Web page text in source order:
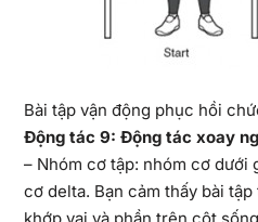
Bài tập vận động phục hồi
Động tác 9: Động tác xoay
– Nhóm cơ tập: nhóm cơ dưới
cơ delta. Bạn cảm thấy bài